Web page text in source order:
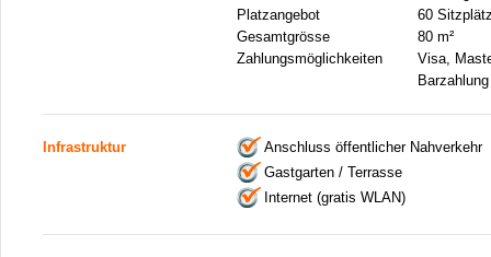
Platzangebot
60
Gesamtgrösse
80 m²
Zahlungsmöglichkeiten
Visa,
Barzahlung
Infrastruktur
Anschluss öffentlicher Nahverkehr
Gastgarten / Terrasse
Internet (gratis WLAN)